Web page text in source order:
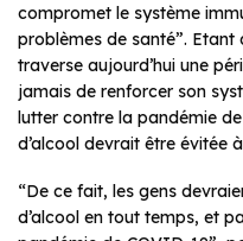
compromet le système
problèmes de santé”.
traverse aujourd’hui une
jamais de renforcer son
lutter contre la pandémie
d’alcool devrait être évitée
“De ce fait, les gens
d’alcool en tout temps, et